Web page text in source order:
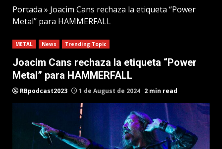
Portada » Joacim Cans rechaza la etiqueta “Power
Metal” para HAMMERFALL
METAL News Trending Topic
Joacim Cans rechaza la etiqueta “Power
Metal” para HAMMERFALL
RBpodcast2023 1 de August de 2024 2 min read